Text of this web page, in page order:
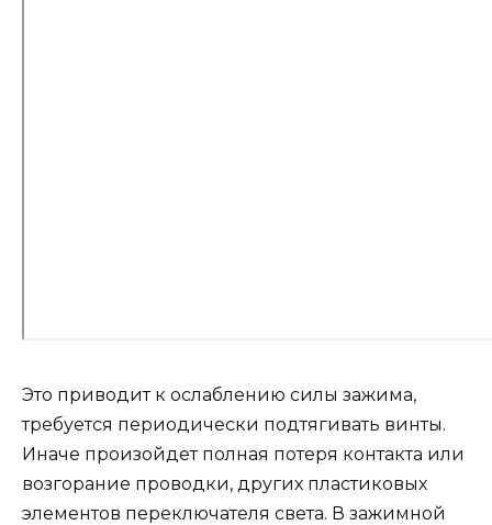
Это приводит к ослаблению силы зажима,
требуется периодически подтягивать винты.
Иначе произойдет полная потеря контакта или
возгорание проводки, других пластиковых
элементов переключателя света. В зажимной